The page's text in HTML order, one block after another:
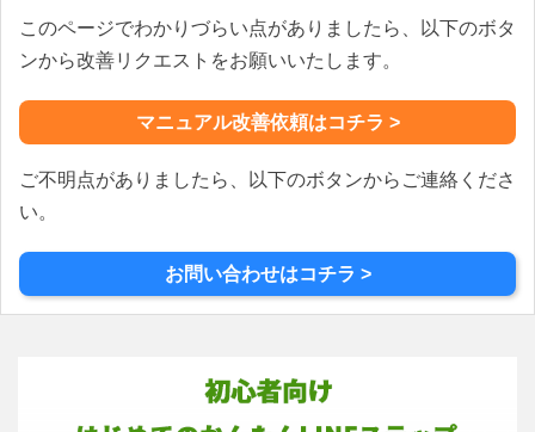
稿
ナ
ビ
シ
ョ
ン
このページでわかりづらい点がありましたら、以下のボタ
ンから改善リクエストをお願いいたします。
マニュアル改善依頼はコチラ >
ご不明点がありましたら、以下のボタンからご連絡くださ
い。
お問い合わせはコチラ >